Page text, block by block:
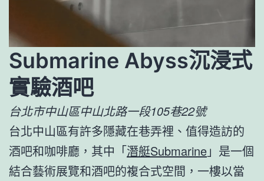
Submarine Abyss沉浸式
實驗酒吧
台北市中山區中山北路一段105巷22號
台北中山區有許多隱藏在巷弄裡、值得造訪的
酒吧和咖啡廳，其中「潛艇Submarine」是一個
結合藝術展覽和酒吧的複合式空間，一樓以當